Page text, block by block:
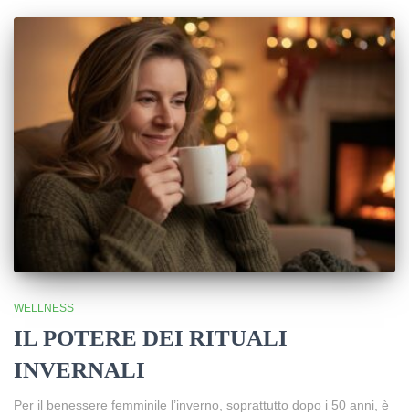
WELLNESS
IL POTERE DEI RITUALI
INVERNALI
Per il benessere femminile l’inverno, soprattutto dopo i 50 anni, è